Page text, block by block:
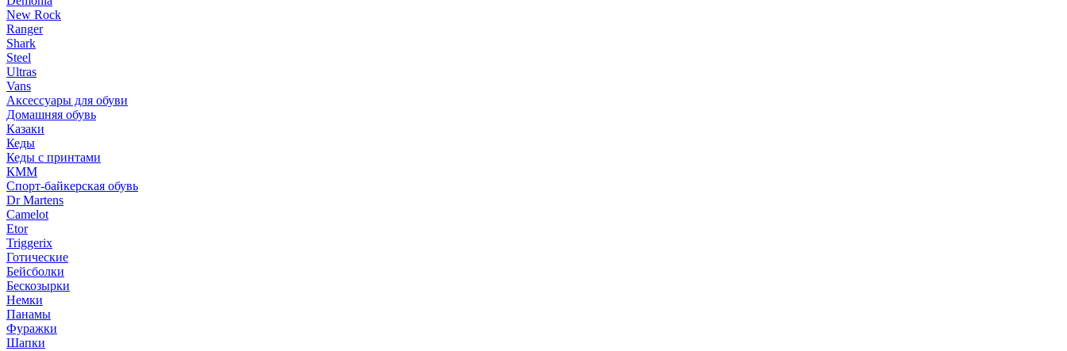
New Rock
Ranger
Shark
Steel
Ultras
Vans
Аксессуары для обуви
Домашняя обувь
Казаки
Кеды
Кеды с принтами
КММ
Спорт-байкерская обувь
Dr Martens
Camelot
Etor
Triggerix
Готические
Бейсболки
Бескозырки
Немки
Панамы
Фуражки
Шапки